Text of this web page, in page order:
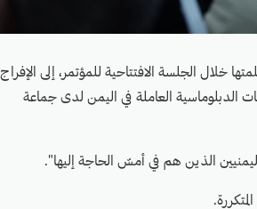
خلال الجلسة الافتتاحية للمؤتمر، إلى الإفراج
الدبلوماسية العاملة في اليمن لدى جماعة
الذين هم في أمسّ الحاجة إليها".